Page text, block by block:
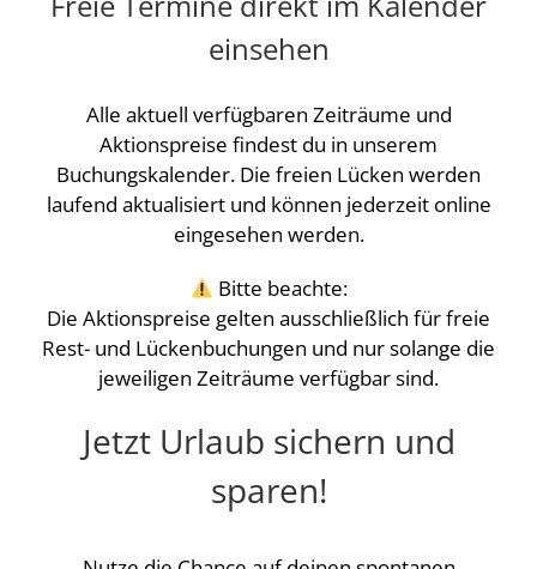
einsehen
Alle aktuell verfügbaren Zeiträume und
Aktionspreise findest du in unserem
Buchungskalender. Die freien Lücken werden
laufend aktualisiert und können jederzeit online
eingesehen werden.
Bitte beachte:
Die Aktionspreise gelten ausschließlich für freie
Rest- und Lückenbuchungen und nur solange die
jeweiligen Zeiträume verfügbar sind.
Jetzt Urlaub sichern und
sparen!